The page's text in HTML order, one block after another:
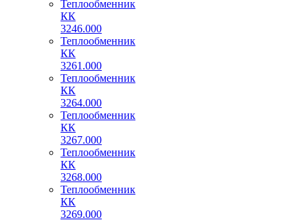
Теплообменник
КК
3246.000
Теплообменник
КК
3261.000
Теплообменник
КК
3264.000
Теплообменник
КК
3267.000
Теплообменник
КК
3268.000
Теплообменник
КК
3269.000